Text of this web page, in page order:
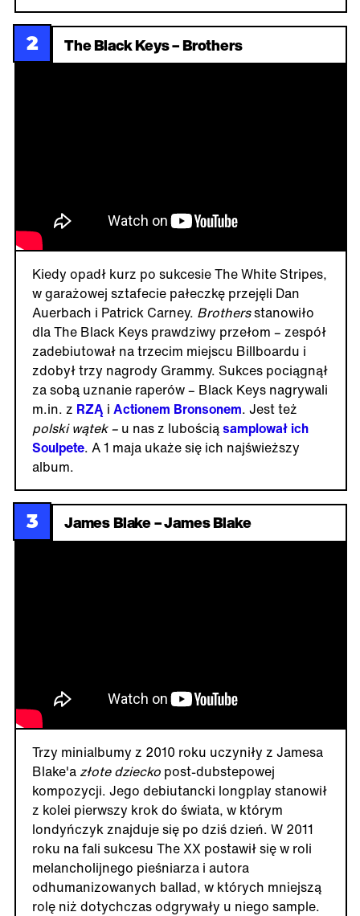
2 The Black Keys – Brothers
Kiedy opadł kurz po sukcesie The White Stripes,
w garażowej sztafecie pałeczkę przejęli Dan
Auerbach i Patrick Carney. Brothersstanowiło
dla The Black Keys prawdziwy przełom – zespół
zadebiutował na trzecim miejscu Billboardu i
zdobył trzy nagrody Grammy. Sukces pociągnął
za sobą uznanie raperów – Black Keys nagrywali
m.in. z RZĄ i Actionem Bronsonem. Jest też
polski wątek – u nas z lubościąsamplował ich
Soulpete. A 1 maja ukaże się ich najświeższy
album.
3 James Blake – James Blake
Trzy minialbumy z 2010 roku uczyniły z Jamesa
Blake'a złote dziecko post-dubstepowej
kompozycji. Jego debiutancki longplay stanowił
z kolei pierwszy krok do świata, w którym
londyńczyk znajduje się po dziś dzień. W 2011
roku na fali sukcesu The XX postawił się w roli
melancholijnego pieśniarza i autora
odhumanizowanych ballad, w których mniejszą
rolę niż dotychczas odgrywały u niego sample.